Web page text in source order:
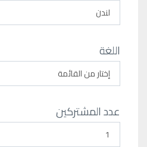
اللغة
عدد المشتركين